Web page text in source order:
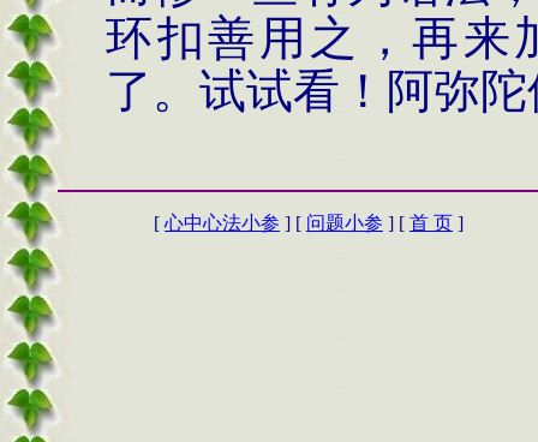
环扣善用之，再来
了。试试看！阿弥
[ 心中心法小参 ] [ 问题小参 ] [ 首 页 ]